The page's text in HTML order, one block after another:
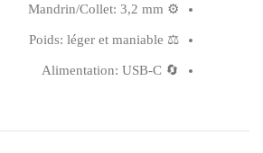
⚙️ Mandrin/Collet: 3,2 mm
⚖️ Poids: léger et maniable
🔄 Alimentation: USB-C